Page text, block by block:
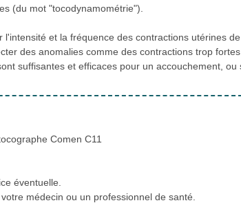
(du mot "tocodynamométrie").
et la fréquence des contractions utérines
des anomalies comme des contractions trop
suffisantes et efficaces pour un accouchement, ou
Comen C11
éventuelle.
médecin ou un professionnel de santé.